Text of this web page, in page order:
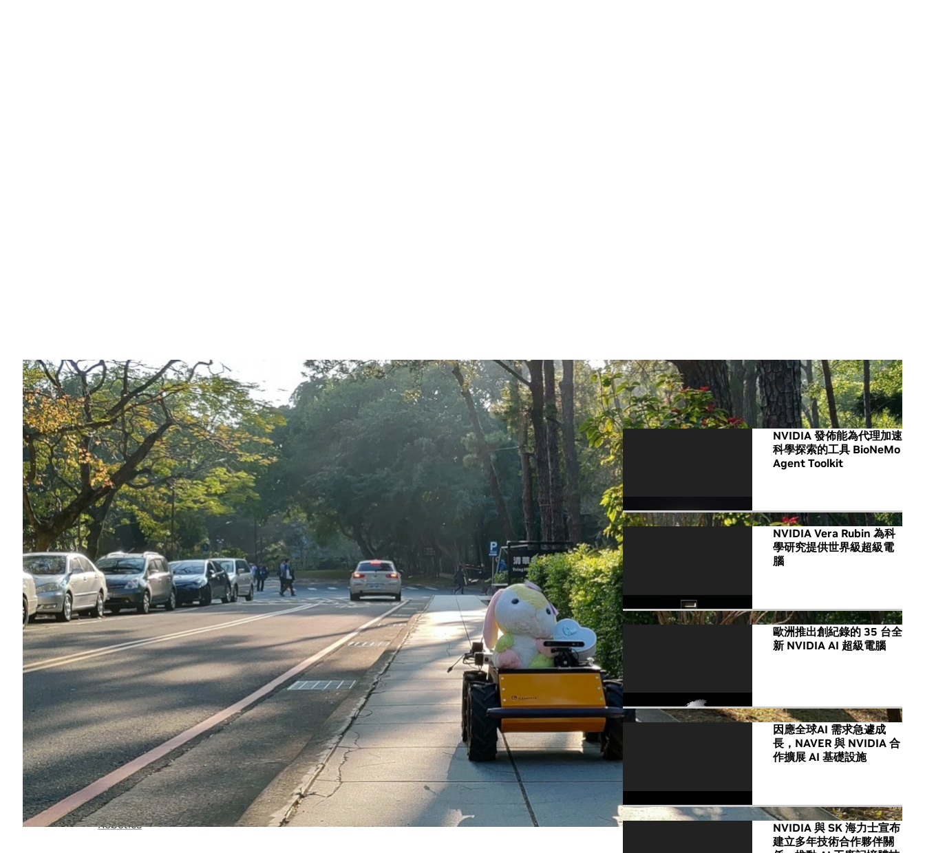
Share
自主機器人導航一直是一個難題，要想有效地解決這個難題，必須克服在AI平台上運行的深度學習框
架。一名台灣清華大學學生在Jetson AI 平台
上展示了​​這樣一種易於實現的機器人導航框架，並在最近
結束的邊緣 AI 挑戰賽中獲得了第二名。
這支 5 人團隊將自己稱為 “Team Do You Want to Build A Snowman”。他們使用單一攝影機和深度學習
方法作了自主導航，並利用“ Sim-to-Real”（從模擬到現實）技術快速，有效地訓練了他們的深度強化學
習（DRL）設備。該團隊在這個項目中所做出的最重要的貢獻是虛擬指導，這是一種將導航路徑傳遞至
DRL 設備的簡單有效方法。
該框架包含四個模組：感知，定位，規劃器和控制策略。這四個模組以及外圍組件（例如 RGB 攝影機和
自動引導車）透過機器人操作系統（ROS）進行溝通。團隊採用了由 2 個NVIDIA Jetson Nano 開發者
套件和 2 個NVIDIA Jetson Xavier 開發者套件模組組成的嵌入式叢集。本地化模組在 Jetson Xavier
套件上執行，因為它有更大的記憶體和更高的運算能力。 規劃器模組在 Jetson Nano 套件上執行，為協
調嵌入式叢集該套件還用作 ROS 節點。
Sim-to-Real 高效機器人導航框架演示
研究人員表示：“透過採用小型攝影機和一些邊緣運算設備，我們使自主導航變得更加實用，經濟。我們
相信，這個計劃會為未來基於視覺的自主導航研究開闢新方向。”
Categories:智慧機器
Tags:Autonomous|Higher Education/Academia|Machine Learning & Artificial Intelligence
Robotics
All NVIDIA News
NVIDIA 發佈能為代理加速
科學探索的工具 BioNeMo
Agent Toolkit
NVIDIA Vera Rubin 為科
學研究提供世界級超級電
腦
歐洲推出創紀錄的 35 台全
新 NVIDIA AI 超級電腦
因應全球AI 需求急遽成
長，NAVER 與 NVIDIA 合
作擴展 AI 基礎設施
NVIDIA 與 SK 海力士宣布
建立多年技術合作夥伴關